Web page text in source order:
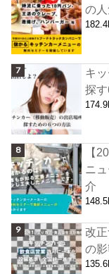
の
キ
探
【
ニ
介
改
の